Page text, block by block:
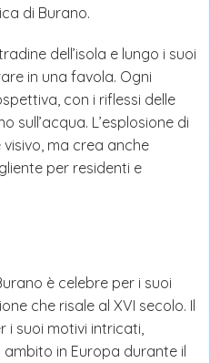
di Burano.
dell’isola e lungo i suoi
in una favola. Ogni
con i riflessi delle
L’esplosione di
ma crea anche
per residenti e
è celebre per i suoi
che risale al XVI secolo. Il
i suoi motivi intricati,
in Europa durante il